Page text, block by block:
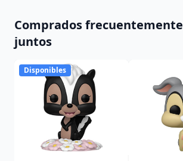
Comprados frecuentemente
juntos
Disponibles